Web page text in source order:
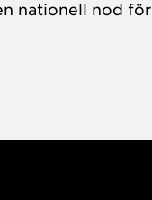
nationell nod för